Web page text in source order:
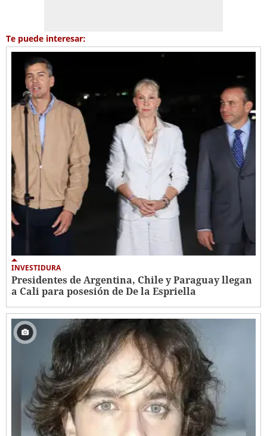
Te puede interesar:
INVESTIDURA
Presidentes de Argentina, Chile y Paraguay llegan
a Cali para posesión de De la Espriella